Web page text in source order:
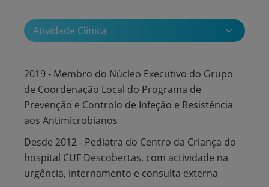
Atividade Clínica
2019 - Membro do Núcleo Executivo do Grupo
de Coordenação Local do Programa de
Prevenção e Controlo de Infeção e Resistência
aos Antimicrobianos
Desde 2012 - Pediatra do Centro da Criança do
hospital CUF Descobertas, com actividade na
urgência, internamento e consulta externa